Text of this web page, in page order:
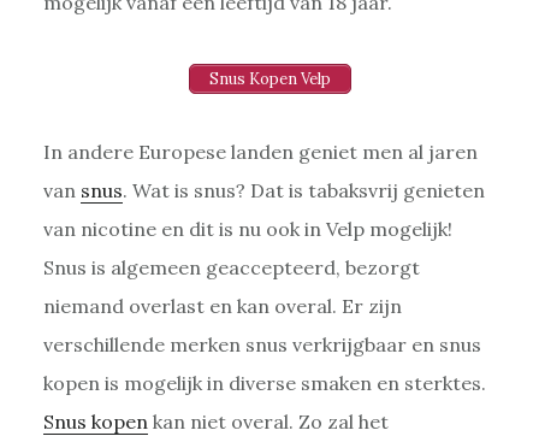
Snus Kopen Velp
In andere Europese landen geniet men al jaren
van snus. Wat is snus? Dat is tabaksvrij genieten
van nicotine en dit is nu ook in Velp mogelijk!
Snus is algemeen geaccepteerd, bezorgt
niemand overlast en kan overal. Er zijn
verschillende merken snus verkrijgbaar en snus
kopen is mogelijk in diverse smaken en sterktes.
Snus kopen kan niet overal. Zo zal het